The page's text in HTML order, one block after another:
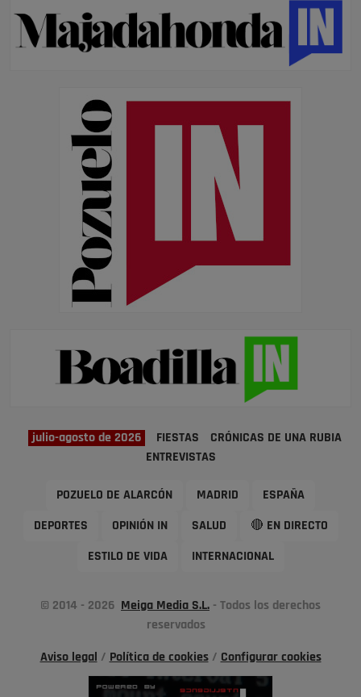
julio-agosto de 2026 FIESTAS
CRÓNICAS DE UNA RUBIA
ENTREVISTAS
POZUELO DE ALARCÓN MADRID ESPAÑA
DEPORTES OPINIÓN IN SALUD 🔴 EN DIRECTO
ESTILO DE VIDA INTERNACIONAL
© 2014 - 2026 Meiga Media S.L. - Todos los derechos
reservados
Aviso legal / Política de cookies/ Configurar cookies